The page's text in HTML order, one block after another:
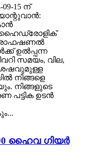
15 ന്
ഹൈഡ്രോളിക്
ഉൽപ്പന്ന
സമയം, വില,
നിങ്ങളെ
നിങ്ങളുടെ
ഉടൻ
ഹൈവ ഗിയർ